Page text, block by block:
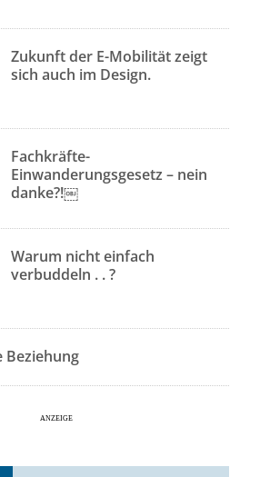
Zukunft der E-Mobilität zeigt
sich auch im Design.
Fachkräfte-
Einwanderungsgesetz – nein
danke?!￼
Warum nicht einfach
verbuddeln . . ?
Beziehung